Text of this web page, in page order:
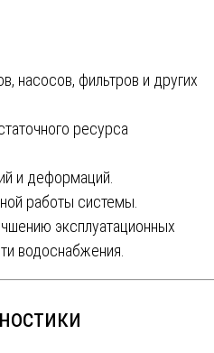
насосов, фильтров и других
ресурса
и деформаций.
работы системы.
эксплуатационных
водоснабжения.